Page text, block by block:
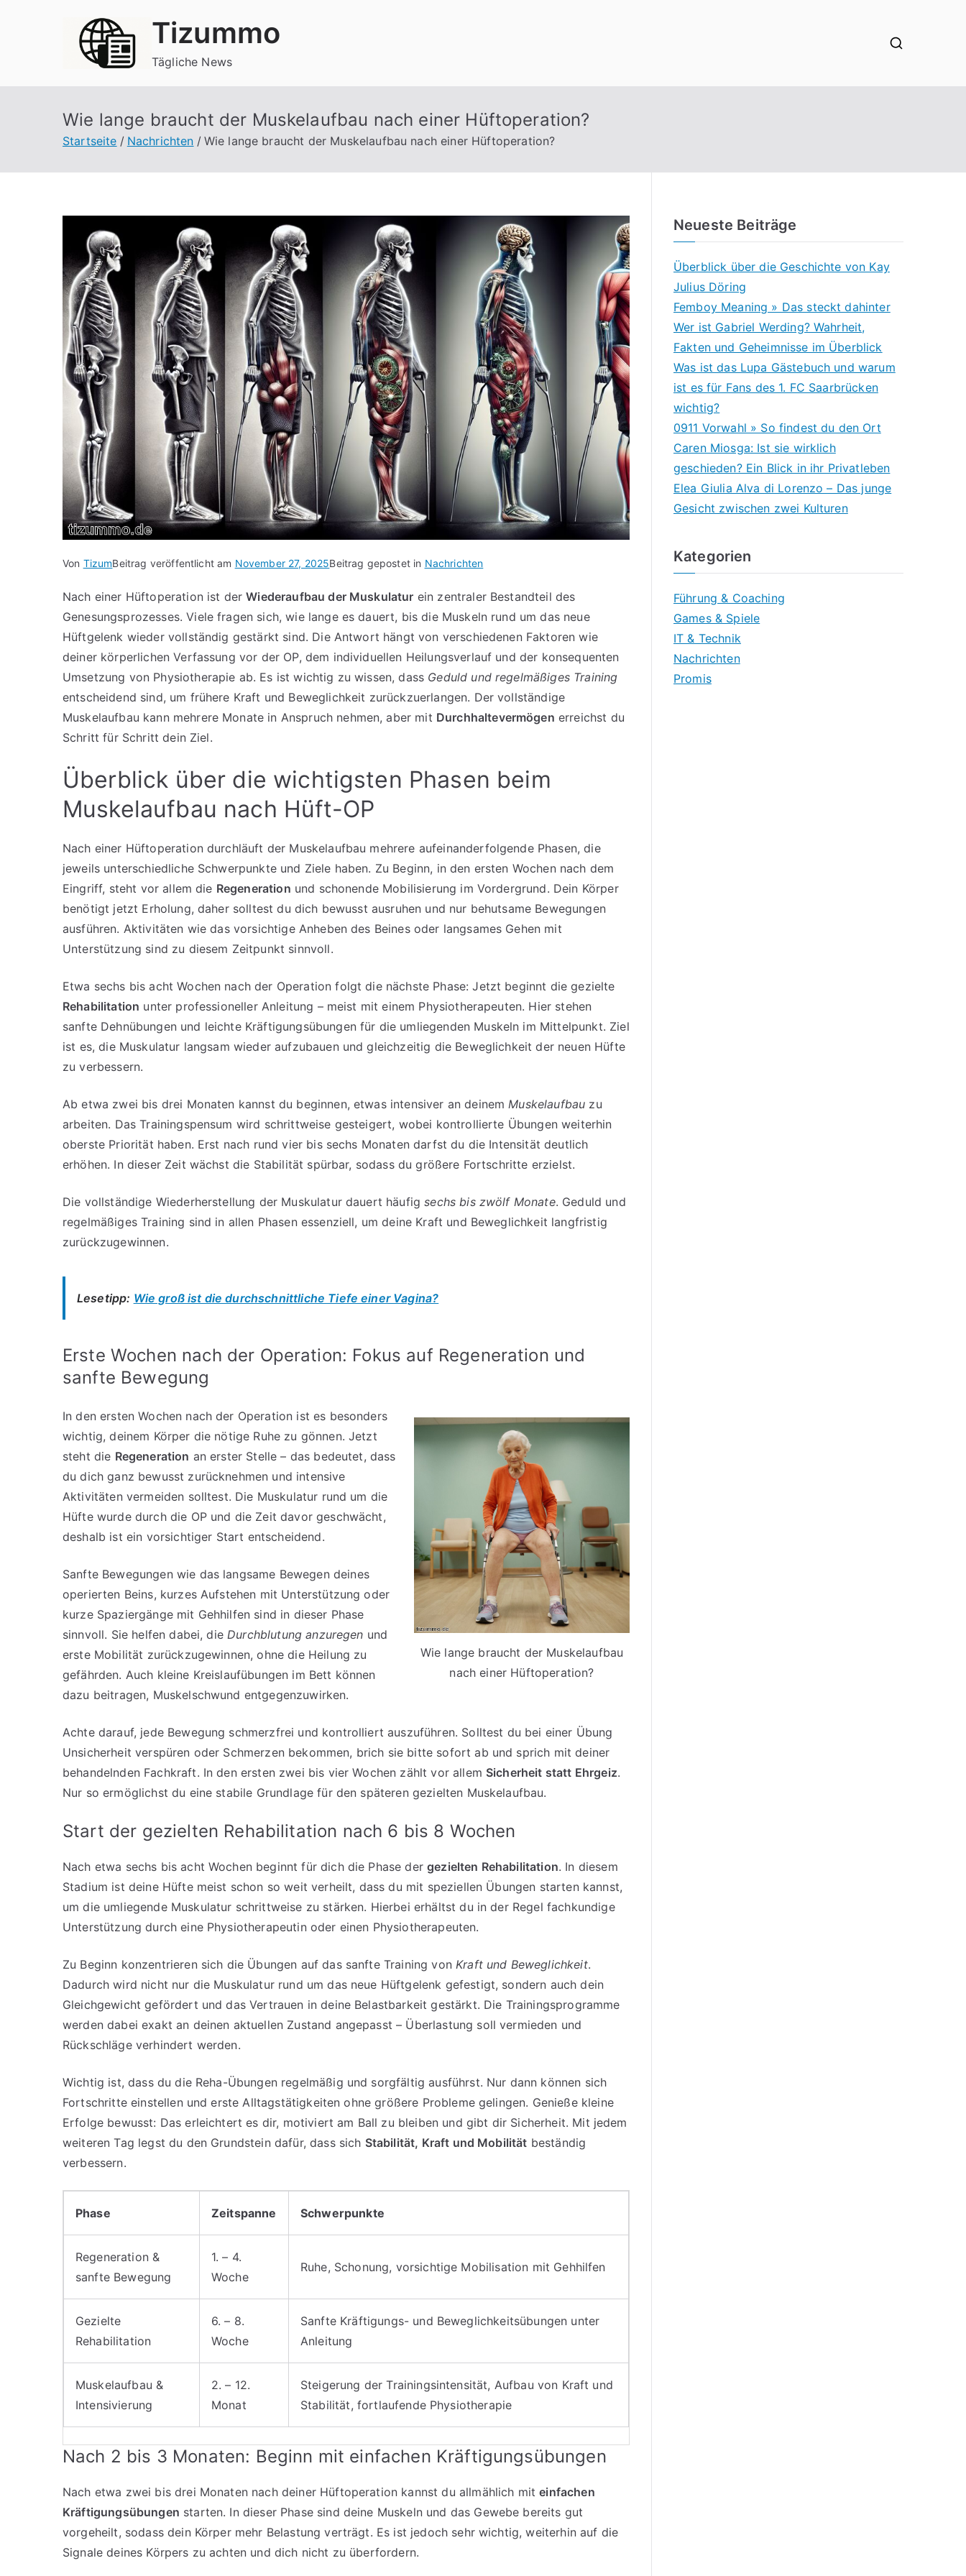
Tizummo
Tägliche News
Wie lange braucht der Muskelaufbau nach einer Hüftoperation?
Startseite Nachrichten Wie lange braucht der Muskelaufbau nach einer Hüftoperation?
Von TizumBeitrag veröffentlicht am November 27, 2025Beitrag gepostet in Nachrichten
Nach einer Hüftoperation ist derWiederaufbau der Muskulatur ein zentraler Bestandteil des
Genesungsprozesses. Viele fragen sich, wie lange es dauert, bis die Muskeln rund um das neue
Hüftgelenk wieder vollständig gestärkt sind. Die Antwort hängt von verschiedenen Faktoren wie
deiner körperlichen Verfassung vor der OP, dem individuellen Heilungsverlauf und der konsequenten
Umsetzung von Physiotherapie ab. Es ist wichtig zu wissen, dass Geduld und regelmäßiges Training
entscheidend sind, um frühere Kraft und Beweglichkeit zurückzuerlangen. Der vollständige
Muskelaufbau kann mehrere Monate in Anspruch nehmen, aber mit Durchhaltevermögen erreichst du
Schritt für Schritt dein Ziel.
Überblick über die wichtigsten Phasen beim
Muskelaufbau nach Hüft-OP
Nach einer Hüftoperation durchläuft der Muskelaufbau mehrere aufeinanderfolgende Phasen, die
jeweils unterschiedliche Schwerpunkte und Ziele haben. Zu Beginn, in den ersten Wochen nach dem
Eingriff, steht vor allem die Regeneration und schonende Mobilisierung im Vordergrund. Dein Körper
benötigt jetzt Erholung, daher solltest du dich bewusst ausruhen und nur behutsame Bewegungen
ausführen. Aktivitäten wie das vorsichtige Anheben des Beines oder langsames Gehen mit
Unterstützung sind zu diesem Zeitpunkt sinnvoll.
Etwa sechs bis acht Wochen nach der Operation folgt die nächste Phase: Jetzt beginnt die gezielte
Rehabilitation unter professioneller Anleitung – meist mit einem Physiotherapeuten. Hier stehen
sanfte Dehnübungen und leichte Kräftigungsübungen für die umliegenden Muskeln im Mittelpunkt. Ziel
ist es, die Muskulatur langsam wieder aufzubauen und gleichzeitig die Beweglichkeit der neuen Hüfte
zu verbessern.
Ab etwa zwei bis drei Monaten kannst du beginnen, etwas intensiver an deinem Muskelaufbau zu
arbeiten. Das Trainingspensum wird schrittweise gesteigert, wobei kontrollierte Übungen weiterhin
oberste Priorität haben. Erst nach rund vier bis sechs Monaten darfst du die Intensität deutlich
erhöhen. In dieser Zeit wächst die Stabilität spürbar, sodass du größere Fortschritte erzielst.
Die vollständige Wiederherstellung der Muskulatur dauert häufigsechs bis zwölf Monate. Geduld und
regelmäßiges Training sind in allen Phasen essenziell, um deine Kraft und Beweglichkeit langfristig
zurückzugewinnen.
Lesetipp: Wie groß ist die durchschnittliche Tiefe einer Vagina?
Erste Wochen nach der Operation: Fokus auf Regeneration und
sanfte Bewegung
Wie lange braucht der Muskelaufbau
nach einer Hüftoperation?
In den ersten Wochen nach der Operation ist es besonders
wichtig, deinem Körper die nötige Ruhe zu gönnen. Jetzt
steht die Regeneration an erster Stelle – das bedeutet, dass
du dich ganz bewusst zurücknehmen und intensive
Aktivitäten vermeiden solltest. Die Muskulatur rund um die
Hüfte wurde durch die OP und die Zeit davor geschwächt,
deshalb ist ein vorsichtiger Start entscheidend.
Sanfte Bewegungen wie das langsame Bewegen deines
operierten Beins, kurzes Aufstehen mit Unterstützung oder
kurze Spaziergänge mit Gehhilfen sind in dieser Phase
sinnvoll. Sie helfen dabei, die Durchblutung anzuregen und
erste Mobilität zurückzugewinnen, ohne die Heilung zu
gefährden. Auch kleine Kreislaufübungen im Bett können
dazu beitragen, Muskelschwund entgegenzuwirken.
Achte darauf, jede Bewegung schmerzfrei und kontrolliert auszuführen. Solltest du bei einer Übung
Unsicherheit verspüren oder Schmerzen bekommen, brich sie bitte sofort ab und sprich mit deiner
behandelnden Fachkraft. In den ersten zwei bis vier Wochen zählt vor allem Sicherheit statt Ehrgeiz.
Nur so ermöglichst du eine stabile Grundlage für den späteren gezielten Muskelaufbau.
Start der gezielten Rehabilitation nach 6 bis 8 Wochen
Nach etwa sechs bis acht Wochen beginnt für dich die Phase dergezielten Rehabilitation. In diesem
Stadium ist deine Hüfte meist schon so weit verheilt, dass du mit speziellen Übungen starten kannst,
um die umliegende Muskulatur schrittweise zu stärken. Hierbei erhältst du in der Regel fachkundige
Unterstützung durch eine Physiotherapeutin oder einen Physiotherapeuten.
Zu Beginn konzentrieren sich die Übungen auf das sanfte Training von Kraft und Beweglichkeit.
Dadurch wird nicht nur die Muskulatur rund um das neue Hüftgelenk gefestigt, sondern auch dein
Gleichgewicht gefördert und das Vertrauen in deine Belastbarkeit gestärkt. Die Trainingsprogramme
werden dabei exakt an deinen aktuellen Zustand angepasst – Überlastung soll vermieden und
Rückschläge verhindert werden.
Wichtig ist, dass du die Reha-Übungen regelmäßig und sorgfältig ausführst. Nur dann können sich
Fortschritte einstellen und erste Alltagstätigkeiten ohne größere Probleme gelingen. Genieße kleine
Erfolge bewusst: Das erleichtert es dir, motiviert am Ball zu bleiben und gibt dir Sicherheit. Mit jedem
weiteren Tag legst du den Grundstein dafür, dass sich Stabilität, Kraft und Mobilität beständig
verbessern.
Phase Zeitspanne Schwerpunkte
Regeneration &
sanfte Bewegung
1. – 4.
Woche
Ruhe, Schonung, vorsichtige Mobilisation mit Gehhilfen
Gezielte
Rehabilitation
6. – 8.
Woche
Sanfte Kräftigungs- und Beweglichkeitsübungen unter
Anleitung
Muskelaufbau &
Intensivierung
2. – 12.
Monat
Steigerung der Trainingsintensität, Aufbau von Kraft und
Stabilität, fortlaufende Physiotherapie
Nach 2 bis 3 Monaten: Beginn mit einfachen Kräftigungsübungen
Nach etwa zwei bis drei Monaten nach deiner Hüftoperation kannst du allmählich miteinfachen
Kräftigungsübungen starten. In dieser Phase sind deine Muskeln und das Gewebe bereits gut
vorgeheilt, sodass dein Körper mehr Belastung verträgt. Es ist jedoch sehr wichtig, weiterhin auf die
Signale deines Körpers zu achten und dich nicht zu überfordern.
Neueste Beiträge
Überblick über die Geschichte von Kay
Julius Döring
Femboy Meaning » Das steckt dahinter
Wer ist Gabriel Werding? Wahrheit,
Fakten und Geheimnisse im Überblick
Was ist das Lupa Gästebuch und warum
ist es für Fans des 1. FC Saarbrücken
wichtig?
0911 Vorwahl » So findest du den Ort
Caren Miosga: Ist sie wirklich
geschieden? Ein Blick in ihr Privatleben
Elea Giulia Alva di Lorenzo – Das junge
Gesicht zwischen zwei Kulturen
Kategorien
Führung & Coaching
Games & Spiele
IT & Technik
Nachrichten
Promis